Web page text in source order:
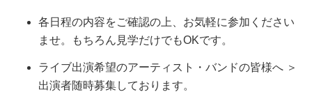
各日程の内容をご確認の上、お気軽に参加ください
ませ。もちろん見学だけでもOKです。
ライブ出演希望のアーティスト・バンドの皆様へ ＞
出演者随時募集しております。